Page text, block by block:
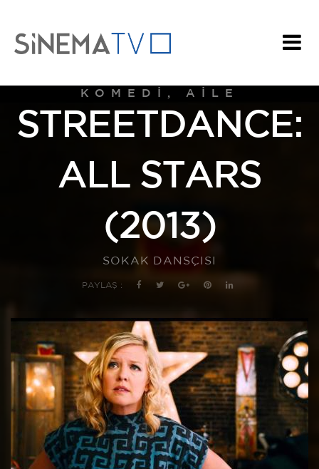
KOMEDI, AILE
STREETDANCE:
ALL STARS
(2013)
SOKAK DANSÇISI
PAYLAŞ :